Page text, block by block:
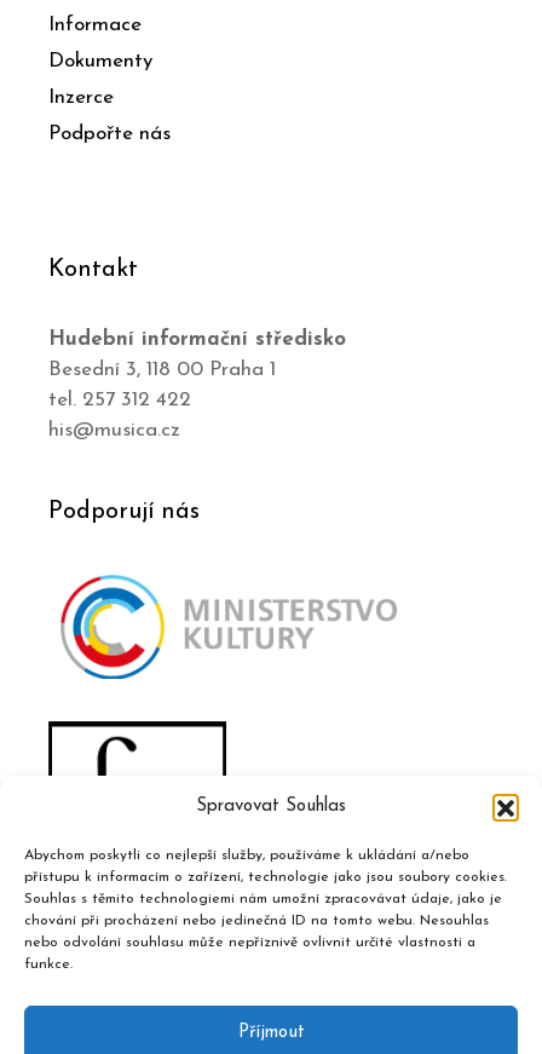
Spravovat Souhlas
Abychom poskytli co nejlepší služby, používáme k ukládání a/nebo
přístupu k informacím o zařízení, technologie jako jsou soubory cookies.
Souhlas s těmito technologiemi nám umožní zpracovávat údaje, jako je
chování při procházení nebo jedinečná ID na tomto webu. Nesouhlas
nebo odvolání souhlasu může nepříznivě ovlivnit určité vlastnosti a
funkce.
Příjmout
Informace
Dokumenty
Inzerce
Podpořte nás
Kontakt
Hudební informační středisko
Besední 3, 118 00 Praha 1
tel. 257 312 422
his@musica.cz
Podporují nás